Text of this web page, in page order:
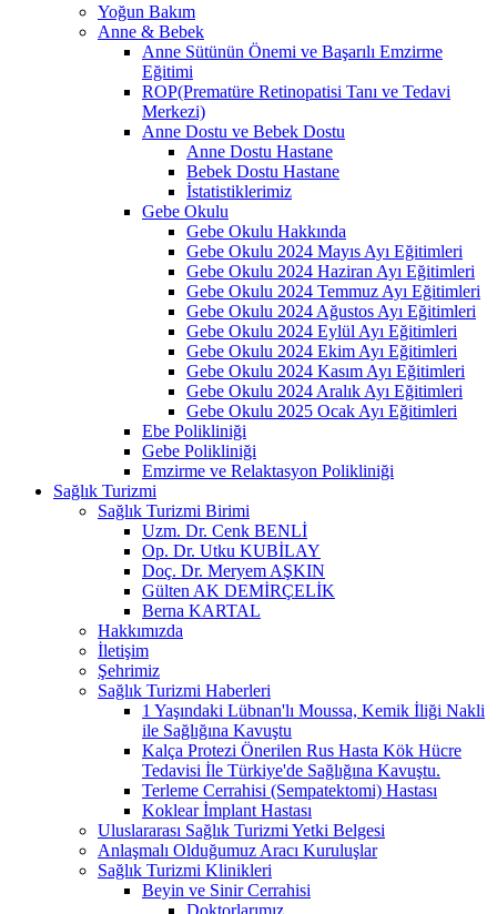
Yoğun Bakım
Anne & Bebek
Anne Sütünün Önemi ve Başarılı Emzirme
Eğitimi
ROP(Prematüre Retinopatisi Tanı ve Tedavi
Merkezi)
Anne Dostu ve Bebek Dostu
Anne Dostu Hastane
Bebek Dostu Hastane
İstatistiklerimiz
Gebe Okulu
Gebe Okulu Hakkında
Gebe Okulu 2024 Mayıs Ayı Eğitimleri
Gebe Okulu 2024 Haziran Ayı Eğitimleri
Gebe Okulu 2024 Temmuz Ayı Eğitimleri
Gebe Okulu 2024 Ağustos Ayı Eğitimleri
Gebe Okulu 2024 Eylül Ayı Eğitimleri
Gebe Okulu 2024 Ekim Ayı Eğitimleri
Gebe Okulu 2024 Kasım Ayı Eğitimleri
Gebe Okulu 2024 Aralık Ayı Eğitimleri
Gebe Okulu 2025 Ocak Ayı Eğitimleri
Ebe Polikliniği
Gebe Polikliniği
Emzirme ve Relaktasyon Polikliniği
Sağlık Turizmi
Sağlık Turizmi Birimi
Uzm. Dr. Cenk BENLİ
Op. Dr. Utku KUBİLAY
Doç. Dr. Meryem AŞKIN
Gülten AK DEMİRÇELİK
Berna KARTAL
Hakkımızda
İletişim
Şehrimiz
Sağlık Turizmi Haberleri
1 Yaşındaki Lübnan'lı Moussa, Kemik İliği Nakli
ile Sağlığına Kavuştu
Kalça Protezi Önerilen Rus Hasta Kök Hücre
Tedavisi İle Türkiye'de Sağlığına Kavuştu.
Terleme Cerrahisi (Sempatektomi) Hastası
Koklear İmplant Hastası
Uluslararası Sağlık Turizmi Yetki Belgesi
Anlaşmalı Olduğumuz Aracı Kuruluşlar
Sağlık Turizmi Klinikleri
Beyin ve Sinir Cerrahisi
Doktorlarımız